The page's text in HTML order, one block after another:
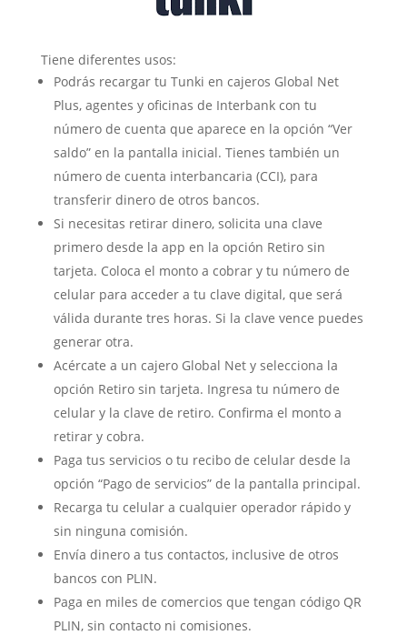
Tiene diferentes usos:
Podrás recargar tu Tunki en cajeros Global Net
Plus, agentes y oficinas de Interbank con tu
número de cuenta que aparece en la opción “Ver
saldo” en la pantalla inicial. Tienes también un
número de cuenta interbancaria (CCI), para
transferir dinero de otros bancos.
Si necesitas retirar dinero, solicita una clave
primero desde la app en la opción Retiro sin
tarjeta. Coloca el monto a cobrar y tu número de
celular para acceder a tu clave digital, que será
válida durante tres horas. Si la clave vence puedes
generar otra.
Acércate a un cajero Global Net y selecciona la
opción Retiro sin tarjeta. Ingresa tu número de
celular y la clave de retiro. Confirma el monto a
retirar y cobra.
Paga tus servicios o tu recibo de celular desde la
opción “Pago de servicios” de la pantalla principal.
Recarga tu celular a cualquier operador rápido y
sin ninguna comisión.
Envía dinero a tus contactos, inclusive de otros
bancos con PLIN.
Paga en miles de comercios que tengan código QR
PLIN, sin contacto ni comisiones.